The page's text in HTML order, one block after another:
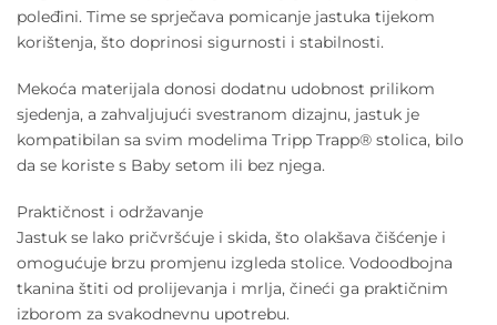
poleđini. Time se sprječava pomicanje jastuka tijekom
korištenja, što doprinosi sigurnosti i stabilnosti.
Mekoća materijala donosi dodatnu udobnost prilikom
sjedenja, a zahvaljujući svestranom dizajnu, jastuk je
kompatibilan sa svim modelima Tripp Trapp® stolica, bilo
da se koriste s Baby setom ili bez njega.
Praktičnost i održavanje
Jastuk se lako pričvršćuje i skida, što olakšava čišćenje i
omogućuje brzu promjenu izgleda stolice. Vodoodbojna
tkanina štiti od prolijevanja i mrlja, čineći ga praktičnim
izborom za svakodnevnu upotrebu.